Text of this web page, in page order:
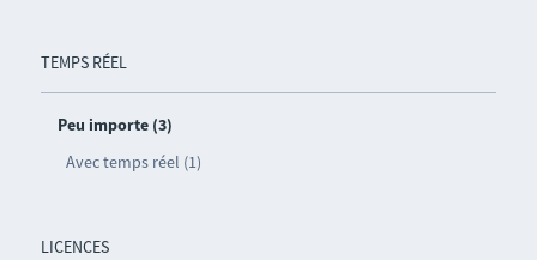
TEMPS RÉEL
Peu importe (3)
Avec temps réel (1)
LICENCES